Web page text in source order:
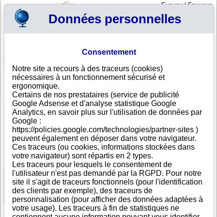
English|Français
Votre panier est vide
Bélize > Toutes villes >
First Belizean Investment Market Ltd., BZ
FICHE ENTREPRISE
Dénomination First Belizean Investment Market Ltd.
Ville
Pays
Bélize
Type
d'adresse
Adresse unique
DUNS®
Number
67-------
Voir les informations disponibles
Données personnelles
Consentement
Notre site a recours à des traceurs (cookies)
nécessaires à un fonctionnement sécurisé et
ergonomique.
Certains de nos prestataires (service de publicité
Google Adsense et d'analyse statistique Google
Analytics, en savoir plus sur l'utilisation de données par
Google :
https://policies.google.com/technologies/partner-sites )
peuvent également en déposer dans votre navigateur.
Ces traceurs (ou cookies, informations stockées dans
votre navigateur) sont répartis en 2 types.
Les traceurs pour lesquels le consentement de
l'utilisateur n'est pas demandé par la RGPD. Pour notre
site il s'agit de traceurs fonctionnels (pour l'identification
des clients par exemple), des traceurs de
personnalisation (pour afficher des données adaptées à
votre usage). Les traceurs à fin de statistiques ne